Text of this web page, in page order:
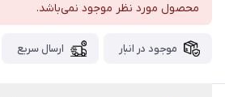
محصول مورد نظر موجود نمی‌باشد.
موجود در انبار ارسال سریع